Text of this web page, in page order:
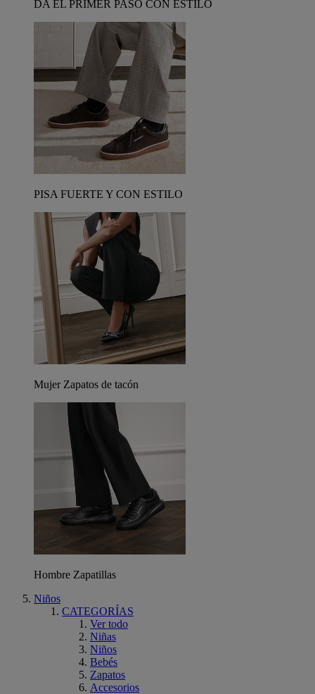
DA EL PRIMER PASO CON ESTILO
PISA FUERTE Y CON ESTILO
Mujer Zapatos de tacón
Hombre Zapatillas
Niños
CATEGORÍAS
Ver todo
Niñas
Niños
Bebés
Zapatos
Accesorios